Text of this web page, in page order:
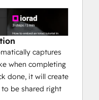
captures
when completing
done, it will create
be shared right